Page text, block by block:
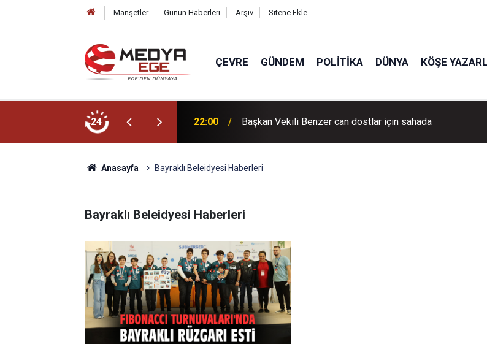
Manşetler Günün Haberleri Arşiv Sitene Ekle
ÇEVRE GÜNDEM POLITIKA DÜNYA KÖŞE
24
dönüşüm hamlesi! 22:00 Başkan Vekili Benzer can dostlar için sahada
Anasayfa Bayraklı Beleidyesi Haberleri
Bayraklı Beleidyesi Haberleri